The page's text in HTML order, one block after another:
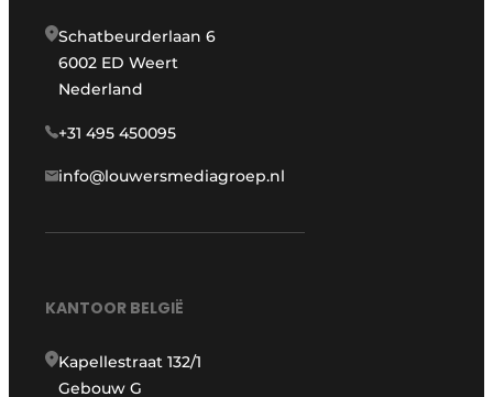
Schatbeurderlaan 6
6002 ED Weert
Nederland
+31 495 450095
info@louwersmediagroep.nl
KANTOOR BELGIË
Kapellestraat 132/1
Gebouw G